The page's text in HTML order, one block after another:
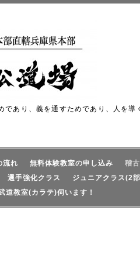
であり、義を通すためであり、人を
流れ 無料体験教室の申し込み 稽
選手強化クラス ジュニアクラス(2
道教室(カラテ)伺います！